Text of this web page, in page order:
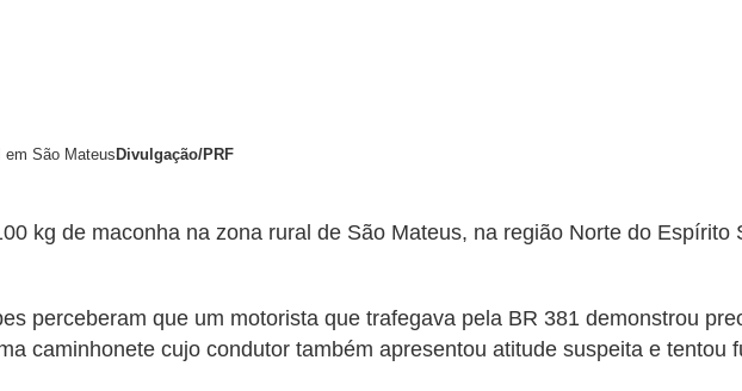
em São Mateus Divulgação/PRF
kg de maconha na zona rural de São Mateus, na região Norte do Espírito
perceberam que um motorista que trafegava pela BR 381 demonstrou
caminhonete cujo condutor também apresentou atitude suspeita e tentou